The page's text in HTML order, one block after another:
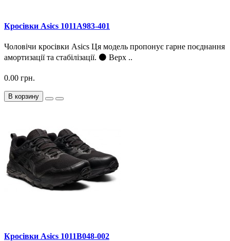
Кросiвки Asics 1011A983-401
Чоловічи кросiвки Asics Ця модель пропонує гарне поєднання
амортизації та стабілізації. ⚫ Верх ..
0.00 грн.
В корзину
Кросiвки Asics 1011B048-002